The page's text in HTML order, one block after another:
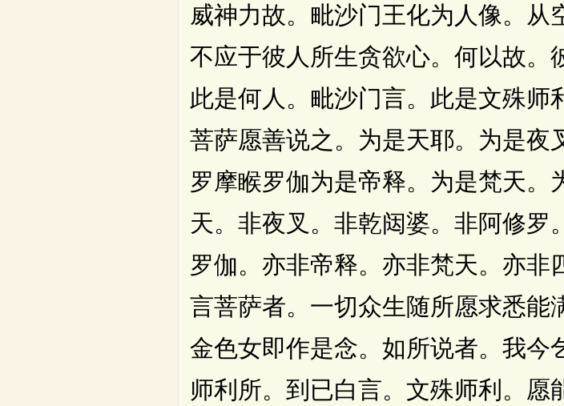
威神力故。毗沙门王化为人像。从
不应于彼人所生贪欲心。何以故。
此是何人。毗沙门言。此是文殊师
菩萨愿善说之。为是天耶。为是夜
罗摩睺罗伽为是帝释。为是梵天。
天。非夜叉。非乾闼婆。非阿修罗
罗伽。亦非帝释。亦非梵天。亦非
言菩萨者。一切众生随所愿求悉能
金色女即作是念。如所说者。我今
师利所。到已白言。文殊师利。愿